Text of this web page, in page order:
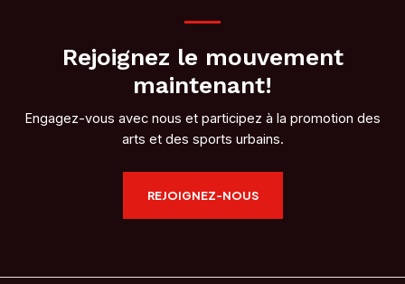
Rejoignez le mouvement
maintenant!
Engagez-vous avec nous et participez à la promotion des
arts et des sports urbains.
REJOIGNEZ-NOUS